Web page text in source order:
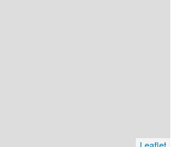
Leaflet